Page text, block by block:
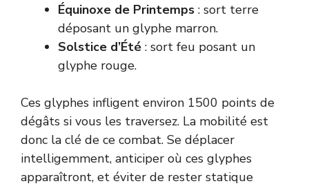
Équinoxe de Printemps : sort terre
déposant un glyphe marron.
Solstice d’Été : sort feu posant un
glyphe rouge.
Ces glyphes infligent environ 1500 points de
dégâts si vous les traversez. La mobilité est
donc la clé de ce combat. Se déplacer
intelligemment, anticiper où ces glyphes
apparaîtront, et éviter de rester statique